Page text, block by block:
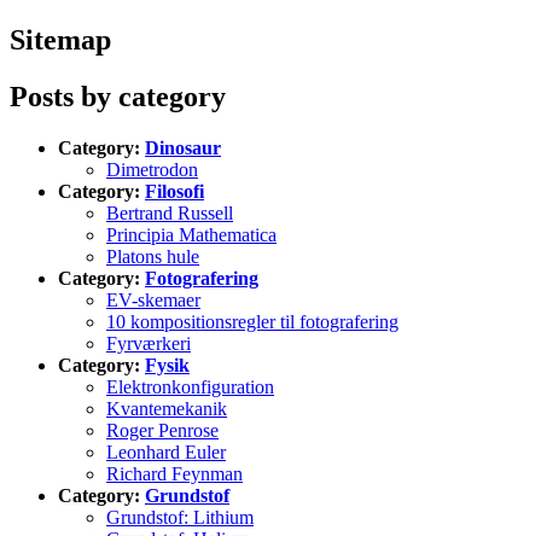
Sitemap
Posts by category
Category: Dinosaur
Dimetrodon
Category: Filosofi
Bertrand Russell
Principia Mathematica
Platons hule
Category: Fotografering
EV-skemaer
10 kompositionsregler til fotografering
Fyrværkeri
Category: Fysik
Elektronkonfiguration
Kvantemekanik
Roger Penrose
Leonhard Euler
Richard Feynman
Category: Grundstof
Grundstof: Lithium